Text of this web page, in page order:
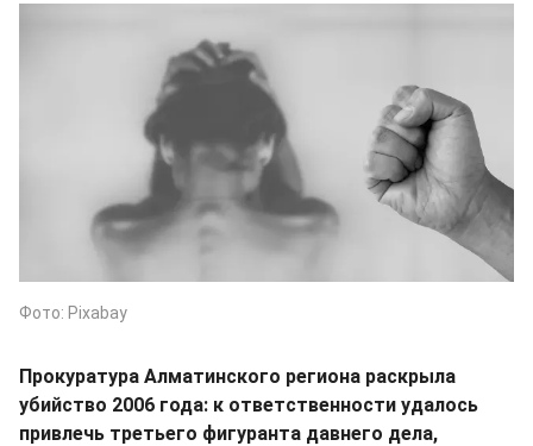
Фото: Pixabay
Прокуратура Алматинского региона раскрыла
убийство 2006 года: к ответственности удалось
привлечь третьего фигуранта давнего дела,